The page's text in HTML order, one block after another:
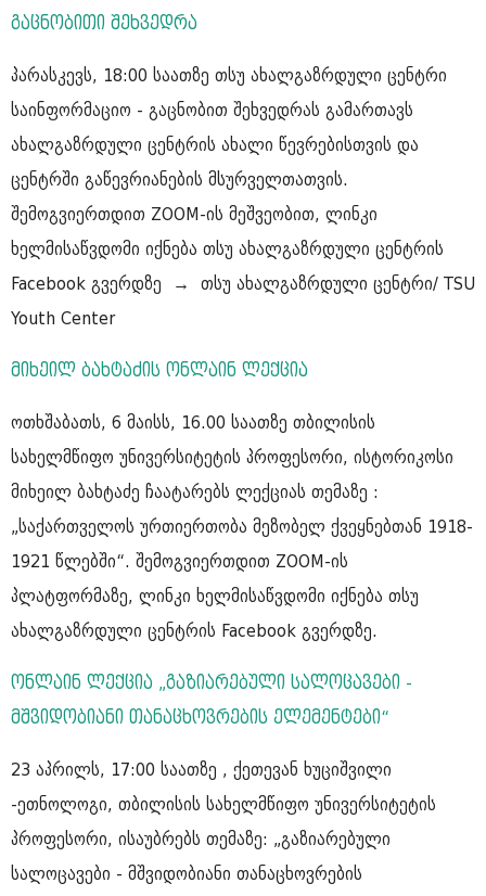
გაცნობითი შეხვედრა
პარასკევს, 18:00 საათზე თსუ ახალგაზრდული ცენტრი
საინფორმაციო - გაცნობით შეხვედრას გამართავს
ახალგაზრდული ცენტრის ახალი წევრებისთვის და
ცენტრში გაწევრიანების მსურველთათვის.
შემოგვიერთდით ZOOM-ის მეშვეობით, ლინკი
ხელმისაწვდომი იქნება თსუ ახალგაზრდული ცენტრის
Facebook გვერდზე → თსუ ახალგაზრდული ცენტრი/ TSU
Youth Center
მიხეილ ბახტაძის ონლაინ ლექცია
ოთხშაბათს, 6 მაისს, 16.00 საათზე თბილისის
სახელმწიფო უნივერსიტეტის პროფესორი, ისტორიკოსი
მიხეილ ბახტაძე ჩაატარებს ლექციას თემაზე :
„საქართველოს ურთიერთობა მეზობელ ქვეყნებთან 1918-
1921 წლებში“. შემოგვიერთდით ZOOM-ის
პლატფორმაზე, ლინკი ხელმისაწვდომი იქნება თსუ
ახალგაზრდული ცენტრის Facebook გვერდზე.
ონლაინ ლექცია „გაზიარებული სალოცავები -
მშვიდობიანი თანაცხოვრების ელემენტები“
23 აპრილს, 17:00 საათზე , ქეთევან ხუციშვილი
-ეთნოლოგი, თბილისის სახელმწიფო უნივერსიტეტის
პროფესორი, ისაუბრებს თემაზე: „გაზიარებული
სალოცავები - მშვიდობიანი თანაცხოვრების